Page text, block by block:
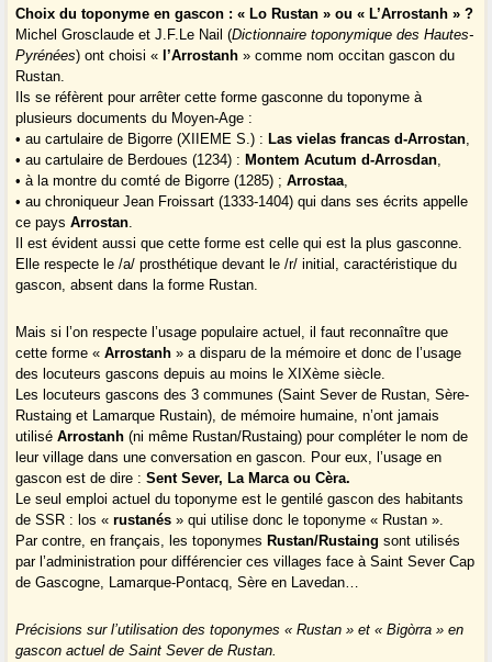
Choix du toponyme en gascon : « Lo Rustan » ou « L’Arrostanh » ?
Michel Grosclaude et J.F.Le Nail (Dictionnaire toponymique des Hautes-
Pyrénées) ont choisi « l’Arrostanh » comme nom occitan gascon du
Rustan.
Ils se réfèrent pour arrêter cette forme gasconne du toponyme à
plusieurs documents du Moyen-Age :
• au cartulaire de Bigorre (XIIEME S.) : Las vielas francas d-Arrostan,
• au cartulaire de Berdoues (1234) : Montem Acutum d-Arrosdan,
• à la montre du comté de Bigorre (1285) ;Arrostaa,
• au chroniqueur Jean Froissart (1333-1404) qui dans ses écrits appelle
ce paysArrostan.
Il est évident aussi que cette forme est celle qui est la plus gasconne.
Elle respecte le /a/ prosthétique devant le /r/ initial, caractéristique du
gascon, absent dans la forme Rustan.
Mais si l’on respecte l’usage populaire actuel, il faut reconnaître que
cette forme «Arrostanh » a disparu de la mémoire et donc de l’usage
des locuteurs gascons depuis au moins le XIXème siècle.
Les locuteurs gascons des 3 communes (Saint Sever de Rustan, Sère-
Rustaing et Lamarque Rustain), de mémoire humaine, n’ont jamais
utiliséArrostanh (ni même Rustan/Rustaing) pour compléter le nom de
leur village dans une conversation en gascon. Pour eux, l’usage en
gascon est de dire :Sent Sever, La Marca ou Cèra.
Le seul emploi actuel du toponyme est le gentilé gascon des habitants
de SSR : los «rustanés » qui utilise donc le toponyme « Rustan ».
Par contre, en français, les toponymes Rustan/Rustaing sont utilisés
par l’administration pour différencier ces villages face à Saint Sever Cap
de Gascogne, Lamarque-Pontacq, Sère en Lavedan…
Précisions sur l’utilisation des toponymes « Rustan » et « Bigòrra » en
gascon actuel de Saint Sever de Rustan.